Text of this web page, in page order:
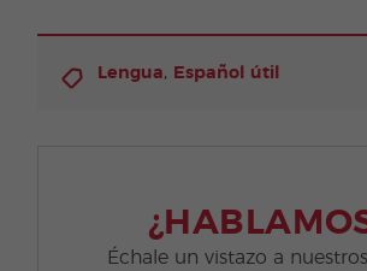
Lengua, Español útil
Échale un vistazo a